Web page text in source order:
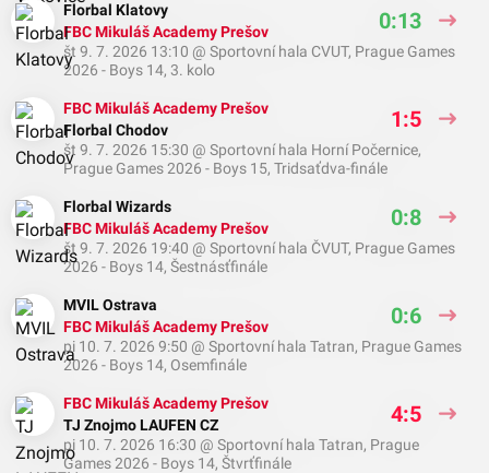
Florbal Klatovy
FBC Mikuláš Academy Prešov
0:13
št 9. 7. 2026 13:10 @ Sportovní hala CVUT, Prague Games
2026 - Boys 14, 3. kolo
FBC Mikuláš Academy Prešov
Florbal Chodov
1:5
št 9. 7. 2026 15:30 @ Sportovní hala Horní Počernice,
Prague Games 2026 - Boys 15, Tridsaťdva-finále
Florbal Wizards
FBC Mikuláš Academy Prešov
0:8
št 9. 7. 2026 19:40 @ Sportovní hala ČVUT, Prague Games
2026 - Boys 14, Šestnásťfinále
MVIL Ostrava
FBC Mikuláš Academy Prešov
0:6
pi 10. 7. 2026 9:50 @ Sportovní hala Tatran, Prague Games
2026 - Boys 14, Osemfinále
FBC Mikuláš Academy Prešov
TJ Znojmo LAUFEN CZ
4:5
pi 10. 7. 2026 16:30 @ Sportovní hala Tatran, Prague
Games 2026 - Boys 14, Štvrťfinále